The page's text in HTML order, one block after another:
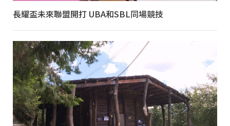
長耀盃未來聯盟開打 UBA和SBL同場競技